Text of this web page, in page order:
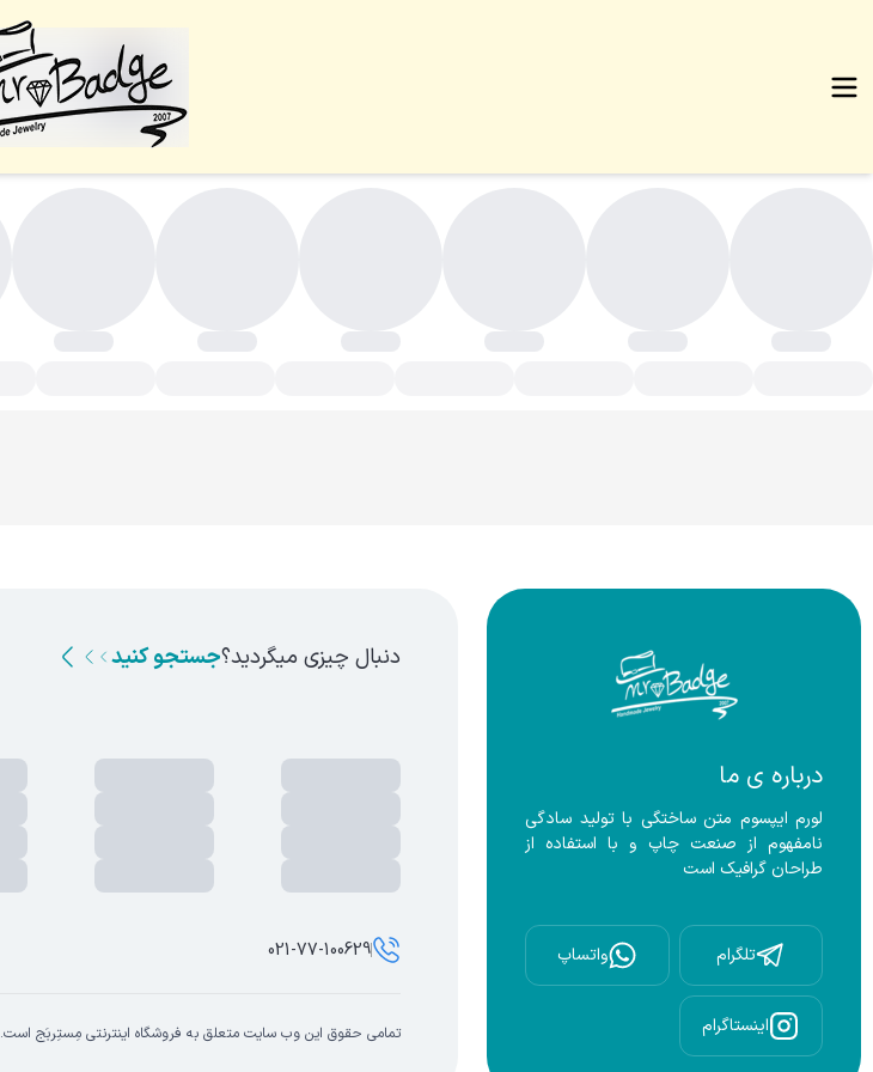
درباره ی ما
نامفهوم از صنعت چاپ و با استفاده از
طراحان گرافیک است
تلگرام واتساپ
اینستاگرام
دنبال چیزی میگردید؟جستجو کنید
021-77-100629
تمامی حقوق این وب سایت متعلق به فروشگاه اینترنتی مِستِربَج است.